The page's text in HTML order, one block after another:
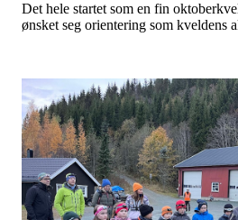
Det hele startet som en fin
ønsket seg orientering som kveldens